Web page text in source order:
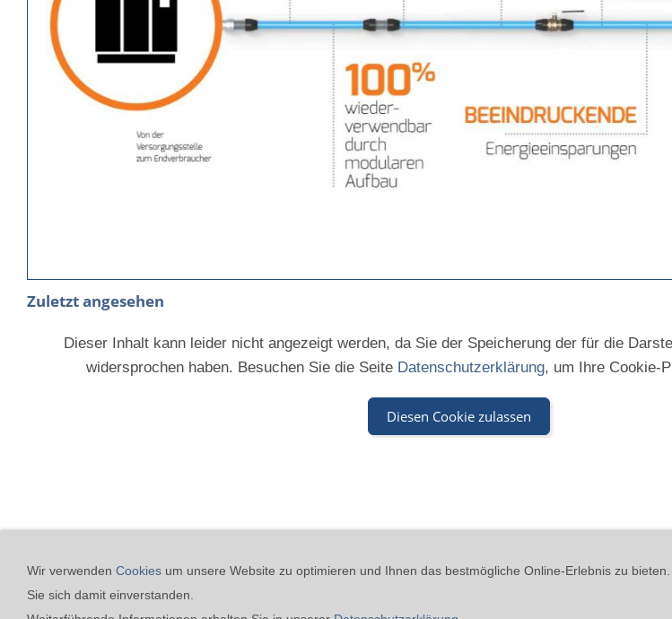
Zuletzt angesehen
Dieser Inhalt kann leider nicht angezeigt werden, da Sie der Speicherung der für die
widersprochen haben. Besuchen Sie die Seite Datenschutzerklärung, um Ihre Cookie-
Diesen Cookie zulassen
Merz GmbH Drucklufttechnik - Beinheimer Straße 19 - 76437 Rastatt -
Wir verwenden Cookies um unsere Website zu optimieren und Ihnen das bestmögliche Online-Erlebnis zu
Sie sich damit einverstanden.